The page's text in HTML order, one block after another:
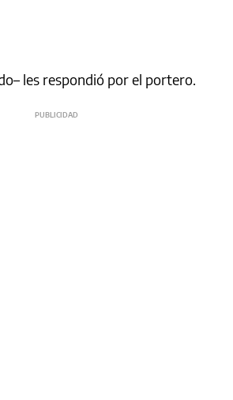
les respondió por el portero.